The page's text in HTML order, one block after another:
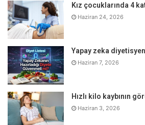
RSV belirtilerinin diğer hastalıklarla
vurgulayanProf. Dr. Eda Kepenekli,
olduğu belirtiler, influenza (grip) ve
solunum yolu virüslerine benzediği
karıştırılabiliyor. RSV virüsünün neden
belirtiler burun akıntısı, burun
hapşırma, ateş, iştahsızlık, hırıltı ve
Özellikle küçük bebeklerde
sorunları ve solunum güçlüğü de
Kız çocuklarında 4
Haziran 24, 2026
Yapay zeka
Haziran 7, 2026
Hızlı kilo kaybının
Haziran 3, 2026